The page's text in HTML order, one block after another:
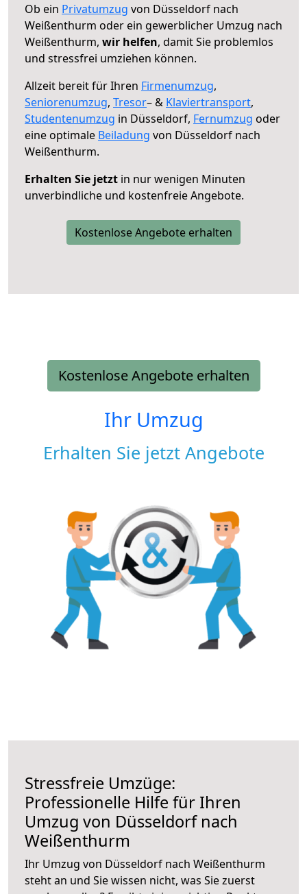
Ob ein Privatumzug von Düsseldorf nach
Weißenthurm oder ein gewerblicher Umzug nach
Weißenthurm, wir helfen, damit Sie problemlos
und stressfrei umziehen können.
Allzeit bereit für Ihren Firmenumzug,
Seniorenumzug, Tresor– & Klaviertransport,
Studentenumzug in Düsseldorf, Fernumzug oder
eine optimale Beiladung von Düsseldorf nach
Weißenthurm.
Erhalten Sie jetzt in nur wenigen Minuten
unverbindliche und kostenfreie Angebote.
Kostenlose Angebote erhalten
Kostenlose Angebote erhalten
Ihr Umzug
Erhalten Sie jetzt Angebote
Stressfreie Umzüge:
Professionelle Hilfe für Ihren
Umzug von Düsseldorf nach
Weißenthurm
Ihr Umzug von Düsseldorf nach Weißenthurm
steht an und Sie wissen nicht, was Sie zuerst